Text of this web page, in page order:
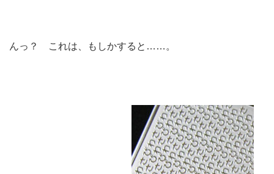
んっ？ これは、もしかすると……。